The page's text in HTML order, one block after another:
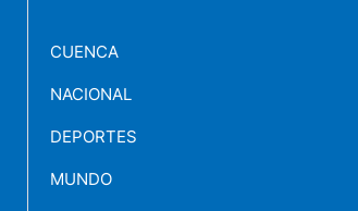
CUENCA
NACIONAL
DEPORTES
MUNDO